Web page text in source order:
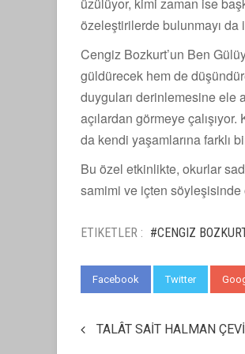
özeleştirilerde bulunmayı da
Cengiz Bozkurt’un Ben
güldürecek hem de
duyguları derinlemesine ele
açılardan görmeye
da kendi yaşamlarına farklı
Bu özel etkinlikte, okurlar
samimi ve içten söyleşisinde
ETIKETLER : #CENGIZ
Facebook Twitter
TALÂT SAİT HALMAN